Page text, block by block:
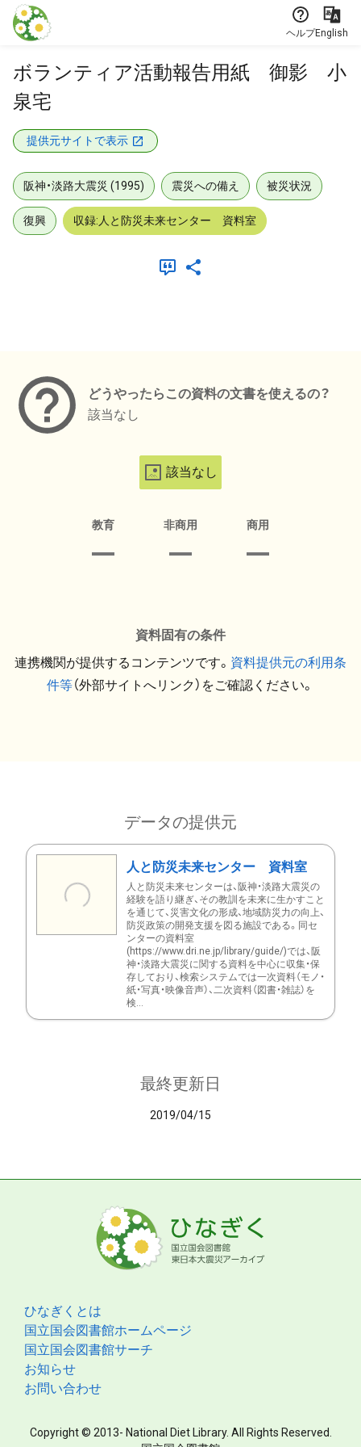
本文に飛ぶ
ヘルプEnglish
ボランティア活動報告用紙 御影 小
泉宅
提供元サイトで表示
阪神・淡路大震災 (1995) 震災への備え 被災状況
復興 収録:人と防災未来センター 資料室
どうやったらこの資料の文書を使えるの？
該当なし
該当なし
教育 非商用 商用
資料固有の条件
連携機関が提供するコンテンツです。 資料提供元の利用条
件等（外部サイトへリンク）をご確認ください。
データの提供元
人と防災未来センター 資料室
人と防災未来センターは、阪神・淡路大震災の
経験を語り継ぎ、その教訓を未来に生かすこと
を通じて、災害文化の形成、地域防災力の向上、
防災政策の開発支援を図る施設である。同セ
ンターの資料室
(https://www.dri.ne.jp/library/guide/)では、阪
神・淡路大震災に関する資料を中心に収集・保
存しており、検索システムでは一次資料（モノ・
紙・写真・映像音声）、二次資料（図書・雑誌）を
検...
最終更新日
2019/04/15
ひなぎくとは
国立国会図書館ホームページ
国立国会図書館サーチ
お知らせ
お問い合わせ
Copyright © 2013- National Diet Library. All Rights Reserved.